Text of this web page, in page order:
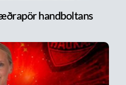
handboltans